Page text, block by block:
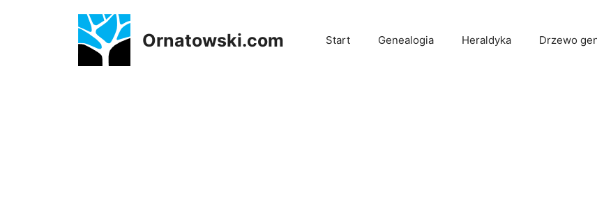
Ornatowski.com Start Genealogia Heraldyka Drzewo